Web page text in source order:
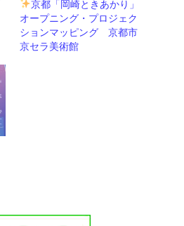
京都「岡崎ときあかり」
オープニング・プロジェク
ションマッピング 京都市
京セラ美術館